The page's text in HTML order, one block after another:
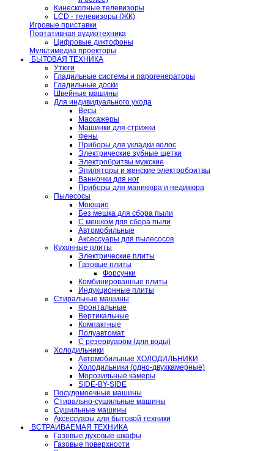
Кинескопные телевизоры
LCD - телевизоры (ЖК)
Игровые приставки
Портативная аудиотехника
Цифровые диктофоны
Мультимедиа проекторы
БЫТОВАЯ ТЕХНИКА
Утюги
Гладильные системы и парогенераторы
Гладильные доски
Швейные машины
Для индивидуального ухода
Весы
Массажеры
Машинки для стрижки
Фены
Приборы для укладки волос
Электрические зубные щетки
Электробритвы мужские
Эпиляторы и женские электробритвы
Ванночки для ног
Приборы для маникюра и педикюра
Пылесосы
Моющие
Без мешка для сбора пыли
С мешком для сбора пыли
Автомобильные
Аксессуары для пылесосов
Кухонные плиты
Электрические плиты
Газовые плиты
Форсунки
Комбинированные плиты
Индукционные плиты
Стиральные машины
Фронтальные
Вертикальные
Компактные
Полуавтомат
С резервуаром (для воды)
Холодильники
Автомобильные ХОЛОДИЛЬНИКИ
Холодильники (одно-двухкамерные)
Морозильные камеры
SIDE-BY-SIDE
Посудомоечные машины
Стирально-сушильные машины
Сушильные машины
Аксессуары для бытовой техники
ВСТРАИВАЕМАЯ ТЕХНИКА
Газовые духовые шкафы
Газовые поверхности